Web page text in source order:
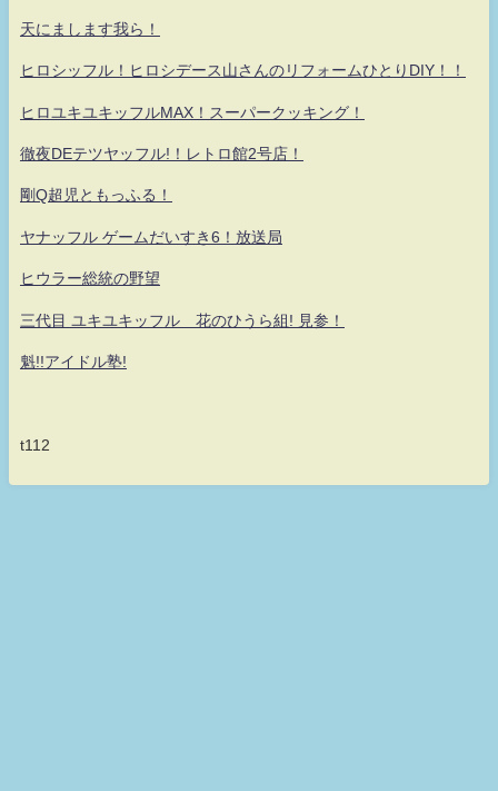
天にまします我ら！
ヒロシッフル！ヒロシデース山さんのリフォームひとりDIY！！
ヒロユキユキッフルMAX！スーパークッキング！
徹夜DEテツヤッフル!！レトロ館2号店！
剛Q超児ともっふる！
ヤナッフル ゲームだいすき6！放送局
ヒウラー総統の野望
三代目 ユキユキッフル 花のひうら組! 見参！
魁!!アイドル塾!
t112